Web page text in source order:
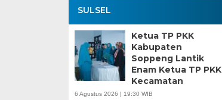
SULSEL
Ketua TP PKK
Kabupaten
Soppeng Lantik
Enam Ketua TP PKK
Kecamatan
6 Agustus 2026 | 19:30 WIB